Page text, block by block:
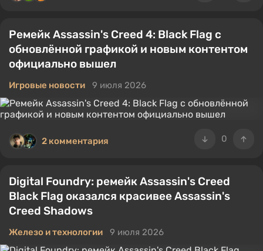
Ремейк Assassin's Creed 4: Black Flag с
обновлённой графикой и новым контентом
официально вышел
Игровые новости 9 июля 2026
0
2 комментария
Digital Foundry: ремейк Assassin's Creed
Black Flag оказался красивее Assassin's
Creed Shadows
Железо и технологии 9 июля 2026